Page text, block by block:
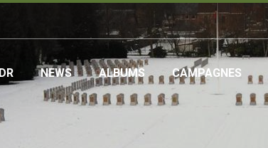
NEWS ALBUMS CAMPAGNES